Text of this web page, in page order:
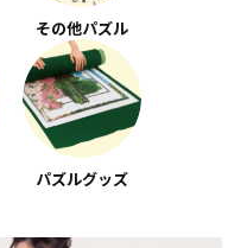
その他パズル
パズルグッズ